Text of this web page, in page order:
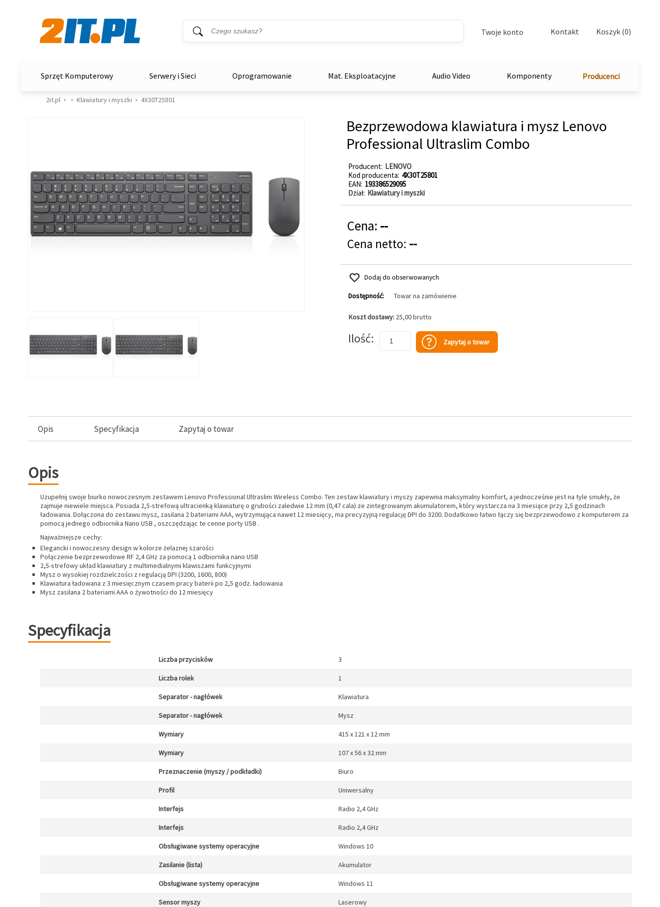
Wyszukiwarka
Słowo kluczowe
Twoje konto Kontakt Koszyk (0)
Sprzęt Komputerowy Serwery i Sieci Oprogramowanie Mat. Eksploatacyjne Audio Video Komponenty Producenci
2it.pl Klawiatury i myszki 4X30T25801
Bezprzewodowa klawiatura i mysz Lenovo
Professional Ultraslim Combo
Producent LENOVO
Kod producenta 4X30T25801
EAN 193386529095
Dział Klawiatury i myszki
Cena: --
Cena netto: --
Dodaj do obserwowanych
Dostępność: Towar na zamówienie
Koszt dostawy: 25,00 brutto
Ilość Zapytaj o towar
Opis Specyfikacja Zapytaj o towar
Opis
Uzupełnij swoje biurko nowoczesnym zestawem Lenovo Professional Ultraslim Wireless Combo. Ten zestaw klawiatury i myszy zapewnia maksymalny komfort, a jednocześnie jest na tyle smukły, że
zajmuje niewiele miejsca. Posiada 2,5-strefową ultracienką klawiaturę o grubości zaledwie 12 mm (0,47 cala) ze zintegrowanym akumulatorem, który wystarcza na 3 miesiące przy 2,5 godzinach
ładowania. Dołączona do zestawu mysz, zasilana 2 bateriami AAA, wytrzymująca nawet 12 miesięcy, ma precyzyjną regulację DPI do 3200. Dodatkowo łatwo łączy się bezprzewodowo z komputerem za
pomocą jednego odbiornika Nano USB , oszczędzając te cenne porty USB .
Najważniejsze cechy:
Elegancki i nowoczesny design w kolorze żelaznej szarości
Połączenie bezprzewodowe RF 2,4 GHz za pomocą 1 odbiornika nano USB
2,5-strefowy układ klawiatury z multimedialnymi klawiszami funkcyjnymi
Mysz o wysokiej rozdzielczości z regulacją DPI (3200, 1600, 800)
Klawiatura ładowana z 3 miesięcznym czasem pracy baterii po 2,5 godz. ładowania
Mysz zasilana 2 bateriami AAA o żywotności do 12 miesięcy
Specyfikacja
Liczba przycisków 3
Liczba rolek 1
Separator - nagłówek Klawiatura
Separator - nagłówek Mysz
Wymiary 415 x 121 x 12 mm
Wymiary 107 x 56 x 32 mm
Przeznaczenie (myszy / podkładki) Biuro
Profil Uniwersalny
Interfejs Radio 2,4 GHz
Interfejs Radio 2,4 GHz
Obsługiwane systemy operacyjne Windows 10
Zasilanie (lista) Akumulator
Obsługiwane systemy operacyjne Windows 11
Sensor myszy Laserowy